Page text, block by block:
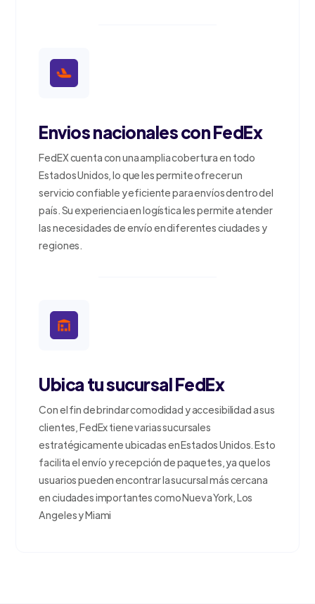
Envios nacionales con FedEx
FedEX cuenta con una amplia cobertura en todo
Estados Unidos, lo que les permite ofrecer un
servicio confiable y eficiente para envíos dentro del
país. Su experiencia en logística les permite atender
las necesidades de envío en diferentes ciudades y
regiones.
Ubica tu sucursal FedEx
Con el fin de brindar comodidad y accesibilidad a sus
clientes, FedEx tiene varias sucursales
estratégicamente ubicadas en Estados Unidos. Esto
facilita el envío y recepción de paquetes, ya que los
usuarios pueden encontrar la sucursal más cercana
en ciudades importantes como Nueva York, Los
Angeles y Miami